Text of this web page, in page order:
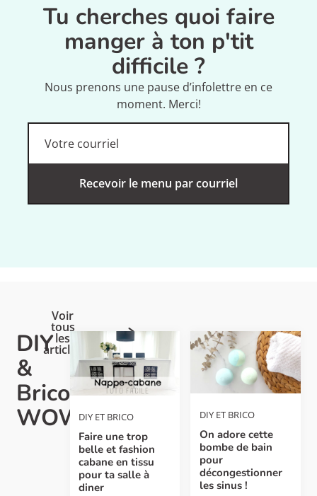
Tu cherches quoi faire
manger à ton p'tit
difficile ?
Nous prenons une pause d’infolettre en ce
moment. Merci!
Recevoir le menu par courriel
DIY
&
Brico
WOW
Voir
tous
les
articles
DIY ET BRICO
Faire une trop
belle et fashion
cabane en tissu
pour ta salle à
diner
DIY ET BRICO
On adore cette
bombe de bain
pour
décongestionner
les sinus !